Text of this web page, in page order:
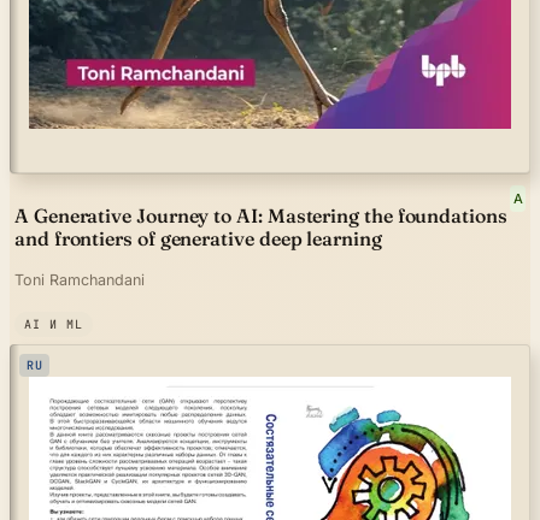
A Generative Journey to AI: Mastering the foundations
and frontiers of generative deep learning
A
Toni Ramchandani
AI И ML
RU